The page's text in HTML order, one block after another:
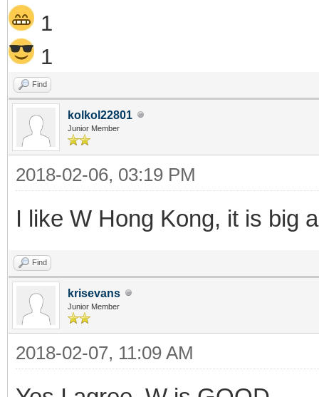
1
1
Find
kolkol22801
Junior Member
2018-02-06, 03:19 PM
I like W Hong Kong, it is big
Find
krisevans
Junior Member
2018-02-07, 11:09 AM